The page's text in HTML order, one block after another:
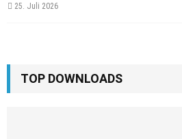
25. Juli 2026
TOP DOWNLOADS